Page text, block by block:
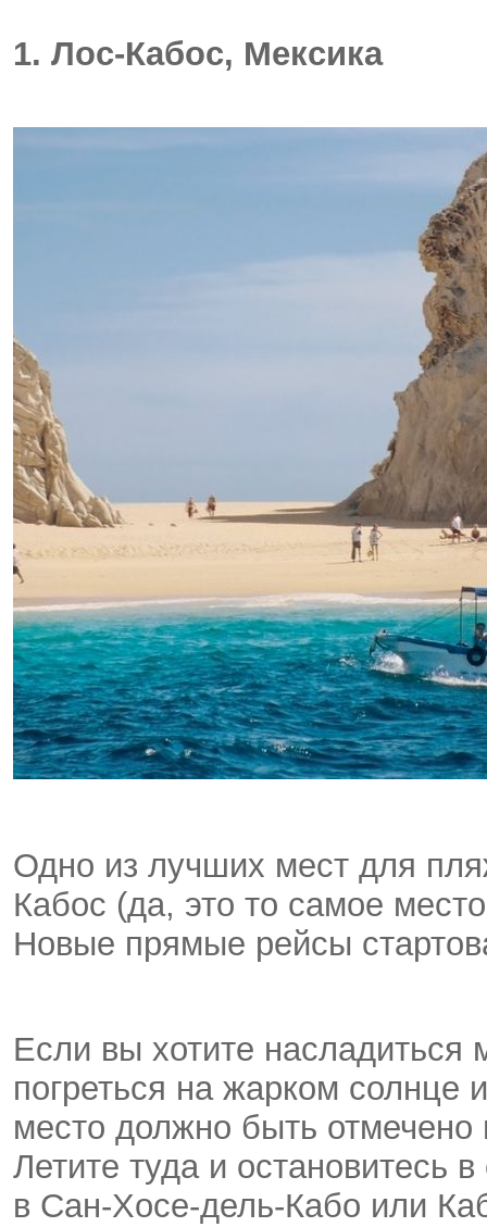
1. Лос-Кабос, Мексика
Одно из лучших мест для
Кабос (да, это то самое
Новые прямые рейсы
Если вы хотите насладиться
погреться на жарком солнце
место должно быть
Летите туда и остановитесь
в Сан-Хосе-дель-Кабо или